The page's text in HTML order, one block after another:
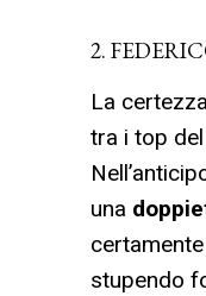
2.
La
tra i top
una
stupendo